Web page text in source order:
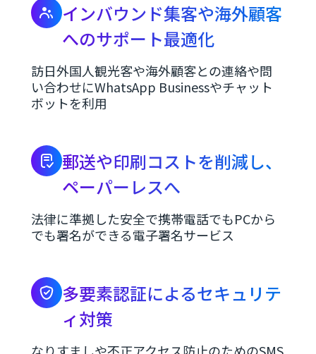
インバウンド集客や海外顧客
へのサポート最適化
訪日外国人観光客や海外顧客との連絡や問
い合わせにWhatsApp Businessやチャット
ボットを利用
郵送や印刷コストを削減し、
ペーパーレスへ
法律に準拠した安全で携帯電話でもPCから
でも署名ができる電子署名サービス
多要素認証によるセキュリテ
ィ対策